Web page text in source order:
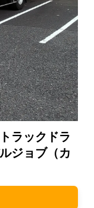
ラックドラ
ジョブ（カ